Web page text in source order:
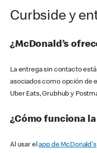
Curbside y
¿McDonald’s
La entrega sin contacto
asociados como opción de
Uber Eats, Grubhub y
¿Cómo funciona
Al usar elapp de McDonald's